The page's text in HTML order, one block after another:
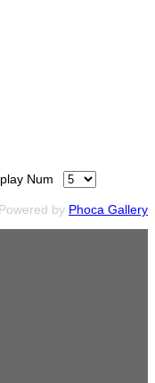
Num
Powered by Phoca Gallery